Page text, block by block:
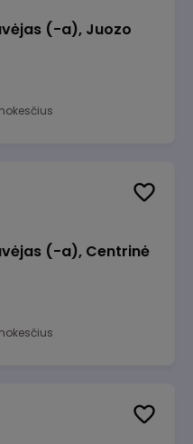
(-a), Juozo
(-a), Centrinė